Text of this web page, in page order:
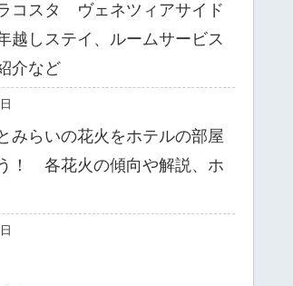
コスタ ヴェネツィアサイド
しステイ、ルームサービス
介など
みらいの花火をホテルの部屋
！ 各花火の傾向や解説、ホ